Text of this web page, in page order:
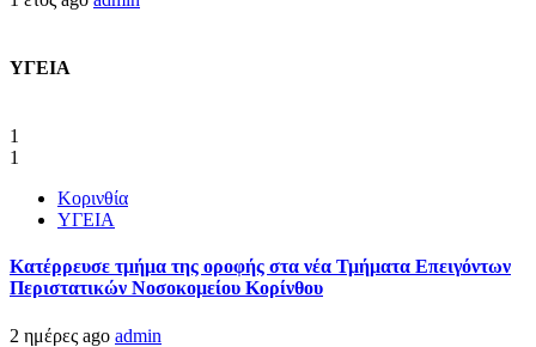
ΥΓΕΙΑ
1
1
Κορινθία
ΥΓΕΙΑ
Kατέρρευσε τμήμα της οροφής στα νέα Τμήματα Επειγόντων
Περιστατικών Νοσοκομείου Κορίνθου
2 ημέρες ago admin